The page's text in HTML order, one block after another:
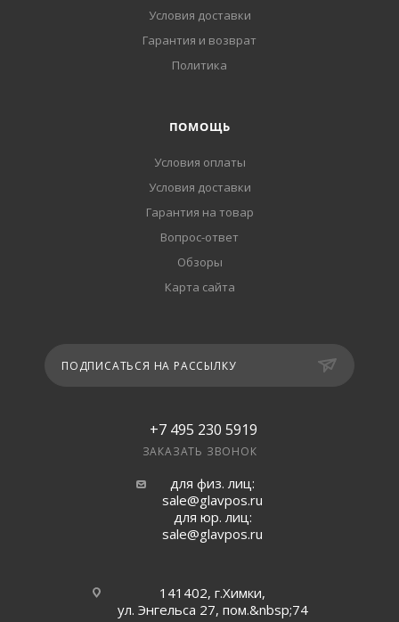
Условия доставки
Гарантия и возврат
Политика
ПОМОЩЬ
Условия оплаты
Условия доставки
Гарантия на товар
Вопрос-ответ
Обзоры
Карта сайта
ПОДПИСАТЬСЯ НА РАССЫЛКУ
+7 495 230 5919
ЗАКАЗАТЬ ЗВОНОК
для физ. лиц:
sale@glavpos.ru
для юр. лиц:
sale@glavpos.ru
141402, г.Химки,
ул. Энгельса 27, пом.&nbsp;74